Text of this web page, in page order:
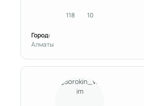
118сообщения
10Репутация
Город:
Алматы